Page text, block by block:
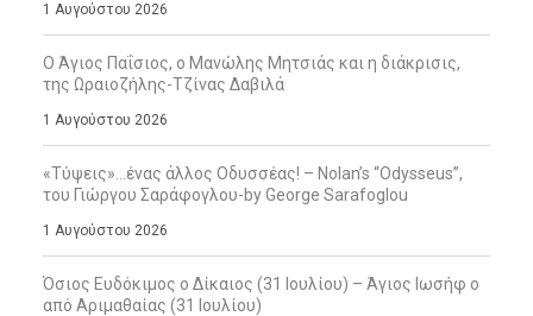
1 Αυγούστου 2026
Ο Άγιος Παΐσιος, ο Μανώλης Μητσιάς και η διάκρισις,
της Ωραιοζήλης-Τζίνας Δαβιλά
1 Αυγούστου 2026
«Τύψεις»…ένας άλλος Οδυσσέας! – Nolan’s “Odysseus”,
του Γιώργου Σαράφογλου-by George Sarafoglou
1 Αυγούστου 2026
Όσιος Ευδόκιμος ο Δίκαιος (31 Ιουλίου) – Άγιος Ιωσήφ ο
από Αριμαθαίας (31 Ιουλίου)